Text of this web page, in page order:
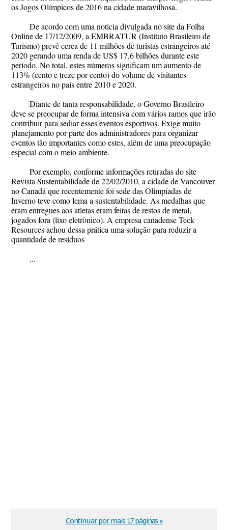
os Jogos Olímpicos de 2016 na cidade maravilhosa.
De acordo com uma notícia divulgada no site da Folha
Online de 17/12/2009, a EMBRATUR (Instituto Brasileiro de
Turismo) prevê cerca de 11 milhões de turistas estrangeiros até
2020 gerando uma renda de US$ 17,6 bilhões durante este
período. No total, estes números significam um aumento de
113% (cento e treze por cento) do volume de visitantes
estrangeiros no país entre 2010 e 2020.
Diante de tanta responsabilidade, o Governo Brasileiro
deve se preocupar de forma intensiva com vários ramos que irão
contribuir para sediar esses eventos esportivos. Exige muito
planejamento por parte dos administradores para organizar
eventos tão importantes como estes, além de uma preocupação
especial com o meio ambiente.
Por exemplo, conforme informações retiradas do site
Revista Sustentabilidade de 22/02/2010, a cidade de Vancouver
no Canadá que recentemente foi sede das Olimpíadas de
Inverno teve como lema a sustentabilidade. As medalhas que
eram entregues aos atletas eram feitas de restos de metal,
jogados fora (lixo eletrônico). A empresa canadense Teck
Resources achou dessa prática uma solução para reduzir a
quantidade de resíduos
...
Continuar por mais 17 páginas »